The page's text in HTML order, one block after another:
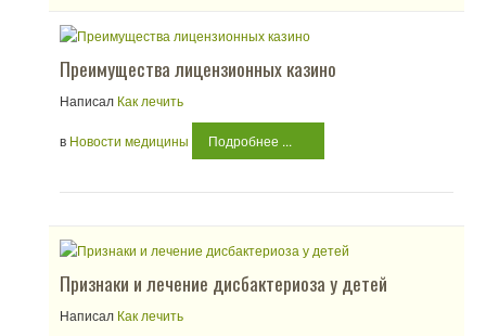
Преимущества лицензионных казино
Написал Как лечить
в Новости медицины Подробнее ...
Признаки и лечение дисбактериоза у детей
Написал Как лечить